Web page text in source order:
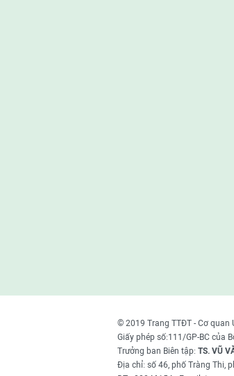
© 2019 Trang TTĐT - Cơ quan
Giấy phép số:111/GP-BC của
Trưởng ban Biên tập: TS. VŨ
Địa chỉ: số 46, phố Tràng Thi,